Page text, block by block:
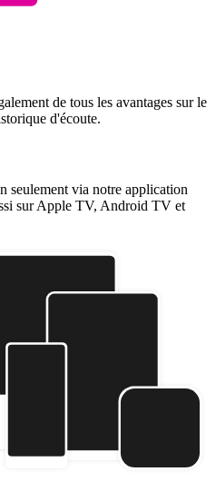
de tous les avantages sur le
d'écoute.
seulement via notre application
sur Apple TV, Android TV et